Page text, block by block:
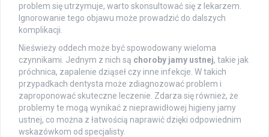
problem się utrzymuje, warto skonsultować się z lekarzem.
Ignorowanie tego objawu może prowadzić do dalszych
komplikacji.
Nieświeży oddech może być spowodowany wieloma
czynnikami. Jednym z nich są choroby jamy ustnej, takie jak
próchnica, zapalenie dziąseł czy inne infekcje. W takich
przypadkach dentysta może zdiagnozować problem i
zaproponować skuteczne leczenie. Zdarza się również, że
problemy te mogą wynikać z nieprawidłowej higieny jamy
ustnej, co można z łatwością naprawić dzięki odpowiednim
wskazówkom od specjalisty.